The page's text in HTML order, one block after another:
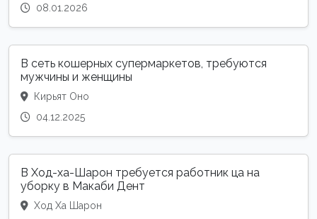
08.01.2026
В сеть кошерных супермаркетов, требуются
мужчины и женщины
Кирьят Оно
04.12.2025
В Ход-ха-Шарон требуется работник ца на
уборку в Макаби Дент
Ход Ха Шарон